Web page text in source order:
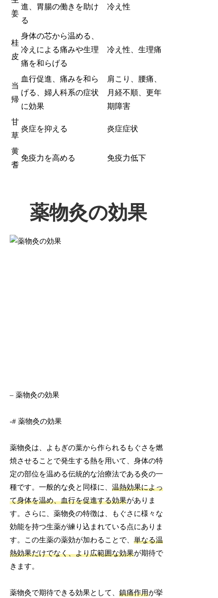
姜
進、胃腸の働きを助け
る
冷え性
桂
皮
身体の芯から温める、
冷えによる痛みや生理
痛を和らげる
冷え性、生理痛
当
帰
血行促進、痛みを和ら
げる、婦人科系の症状
に効果
肩こり、腰痛、
月経不順、更年
期障害
甘
草
炎症を抑える 炎症症状
黄
耆
免疫力を高める 免疫力低下
薬物灸の効果
– 薬物灸の効果
-# 薬物灸の効果
薬物灸は、よもぎの葉から作られるもぐさを燃
焼させることで発生する熱を用いて、身体の特
定の部位を温める伝統的な治療法である灸の一
種です。一般的な灸と同様に、温熱効果によっ
て身体を温め、血行を促進する効果がありま
す。さらに、薬物灸の特徴は、もぐさに様々な
効能を持つ生薬が練り込まれている点にありま
す。この生薬の薬効が加わることで、単なる温
熱効果だけでなく、より広範囲な効果が期待で
きます。
薬物灸で期待できる効果として、鎮痛作用が挙